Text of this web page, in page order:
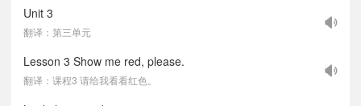
Unit 3
翻译：第三单元
Lesson 3 Show me red, please.
翻译：课程3 请给我看看红色。